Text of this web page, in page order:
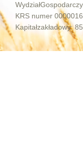
KRS numer
Kapitałzakładowy: